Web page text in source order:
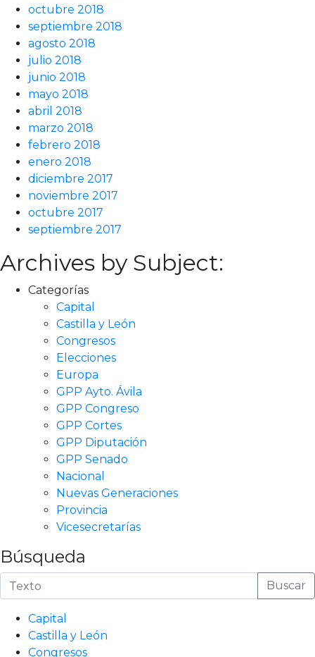
octubre 2018
septiembre 2018
agosto 2018
julio 2018
junio 2018
mayo 2018
abril 2018
marzo 2018
febrero 2018
enero 2018
diciembre 2017
noviembre 2017
octubre 2017
septiembre 2017
Archives by Subject:
Categorías
Capital
Castilla y León
Congresos
Elecciones
Europa
GPP Ayto. Ávila
GPP Congreso
GPP Cortes
GPP Diputación
GPP Senado
Nacional
Nuevas Generaciones
Provincia
Vicesecretarías
Búsqueda
Buscar
Capital
Castilla y León
Congresos